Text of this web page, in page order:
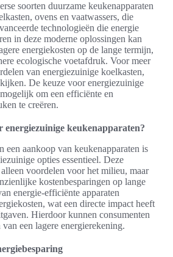
soorten duurzame keukenapparaten
ovens en vaatwassers, die
technologieën die energie
in deze moderne oplossingen kan
energiekosten op de lange termijn,
ecologische voetafdruk. Voor meer
van energiezuinige koelkasten,
De keuze voor energiezuinige
om een efficiënte en
te creëren.
energiezuinige keukenapparaten?
een aankoop van keukenapparaten is
opties essentieel. Deze
voordelen voor het milieu, maar
kostenbesparingen op lange
energie-efficiënte apparaten
wat een directe impact heeft
Hierdoor kunnen consumenten
een lagere energierekening.